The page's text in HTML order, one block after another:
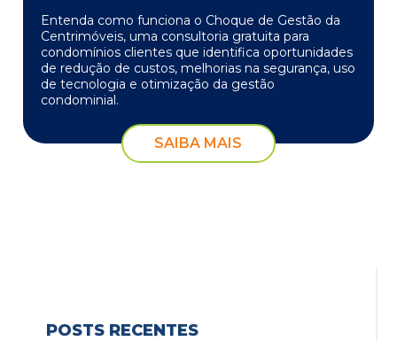
Entenda como funciona o Choque de Gestão da
Centrimóveis, uma consultoria gratuita para
condomínios clientes que identifica oportunidades
de redução de custos, melhorias na segurança, uso
de tecnologia e otimização da gestão
condominial.
SAIBA MAIS
POSTS RECENTES